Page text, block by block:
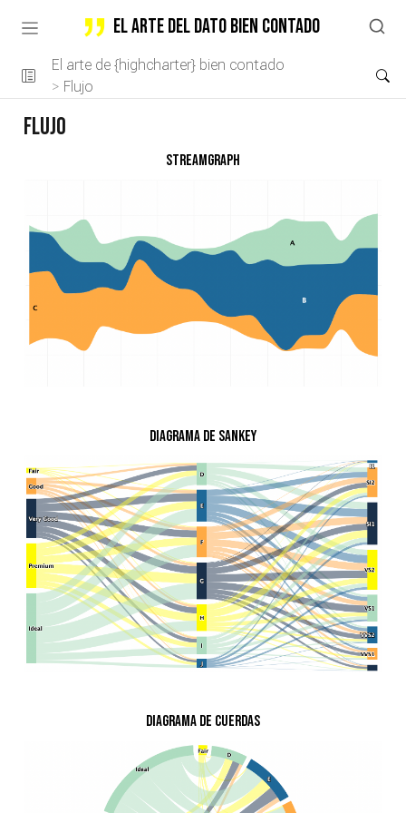
El arte del dato bien contado
El arte de {highcharter} bien contado
Flujo
Flujo
Streamgraph
Diagrama de Sankey
Diagrama de cuerdas